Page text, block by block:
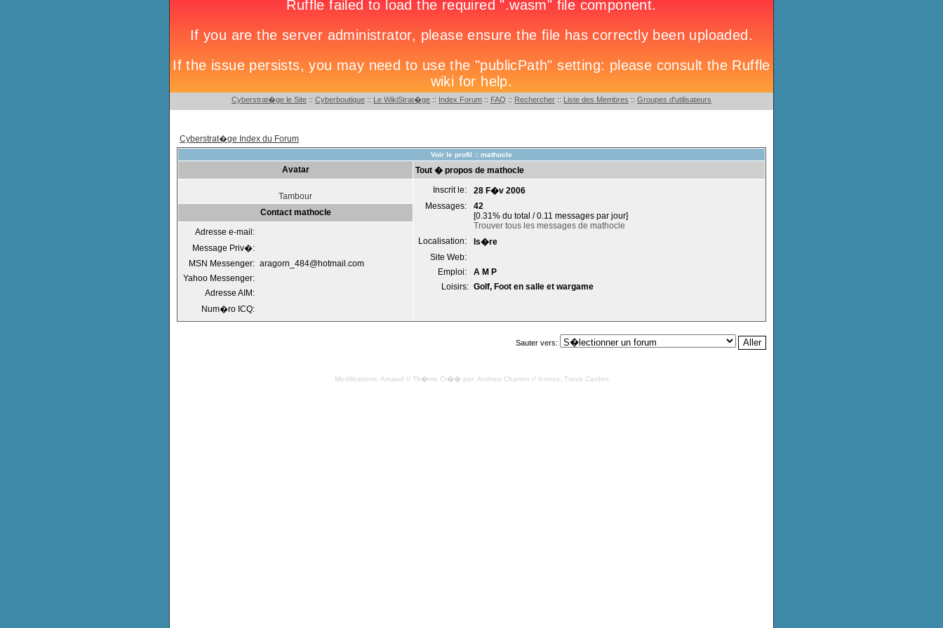
Cyberstrat�ge le Site :: Cyberboutique :: Le WikiStrat�ge :: Index Forum :: FAQ :: Rechercher :: Liste des Membres :: Groupes d'utilisateurs
Cyberstrat�ge Index du Forum
Voir le profil :: mathocle
Avatar Tout � propos de mathocle
Tambour
Inscrit le:
28 F�v 2006
Messages:
42
[0.31% du total / 0.11 messages par jour]
Trouver tous les messages de mathocle
Localisation:
Is�re
Site Web:
Emploi:
A M P
Loisirs: Golf, Foot en salle et wargame
Contact mathocle
Adresse e-mail:
Message Priv�:
MSN Messenger: aragorn_484@hotmail.com
Yahoo Messenger:
Adresse AIM:
Num�ro ICQ:
Sauter vers:
Modifications: Arnaud // Th�me Cr�� par: Andrew Charron // Icones: Travis Carden